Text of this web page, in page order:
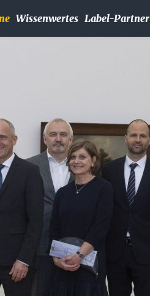
Wissenwertes Label-Partner